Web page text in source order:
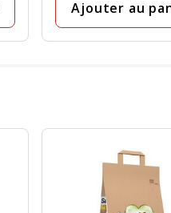
Ajouter au